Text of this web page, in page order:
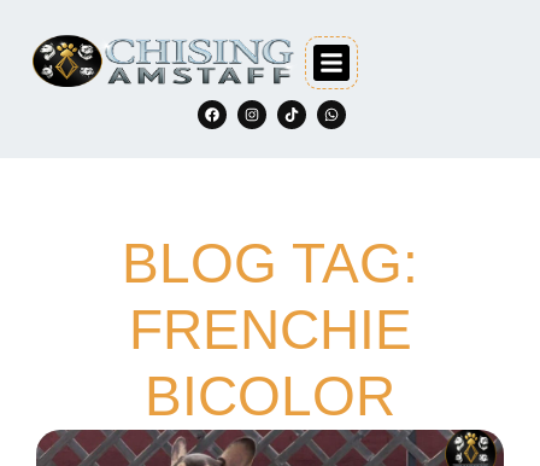
BLOG TAG:
FRENCHIE
BICOLOR